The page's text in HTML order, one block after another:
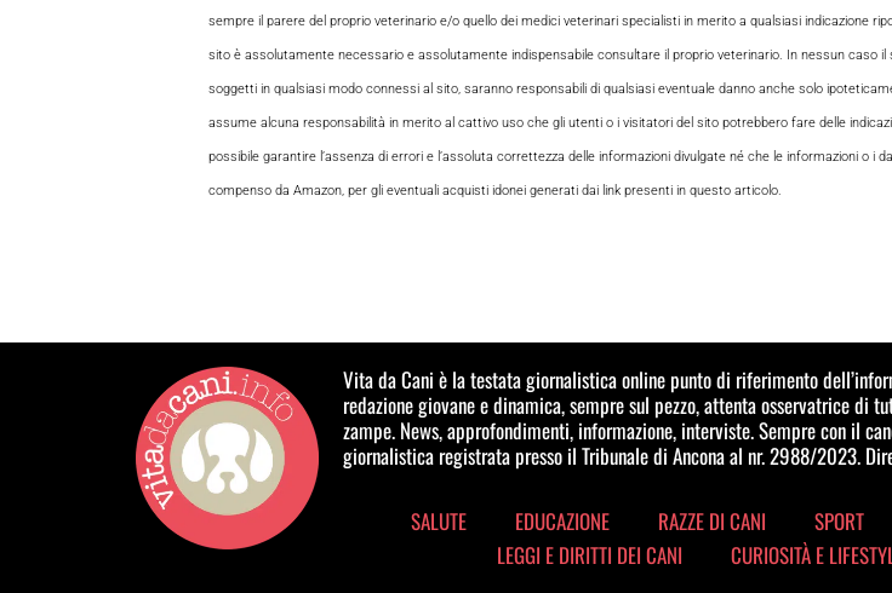
sempre il parere del proprio veterinario e/o quello dei medici veterinari specialisti in merito a qualsiasi indicazione
sito è assolutamente necessario e assolutamente indispensabile consultare il proprio veterinario. In nessun caso
soggetti in qualsiasi modo connessi al sito, saranno responsabili di qualsiasi eventuale danno anche solo
assume alcuna responsabilità in merito al cattivo uso che gli utenti o i visitatori del sito potrebbero fare delle
possibile garantire l’assenza di errori e l’assoluta correttezza delle informazioni divulgate né che le informazioni o
compenso da Amazon, per gli eventuali acquisti idonei generati dai link presenti in questo articolo.
Vita da Cani è la testata giornalistica online punto di riferimento
redazione giovane e dinamica, sempre sul pezzo, attenta osservatrice di
zampe. News, approfondimenti, informazione, interviste. Sempre con il
giornalistica registrata presso il Tribunale di Ancona al nr. 2988/2023.
SALUTE EDUCAZIONE RAZZE DI CANI SPORT
LEGGI E DIRITTI DEI CANI
CURIOSITÀ E